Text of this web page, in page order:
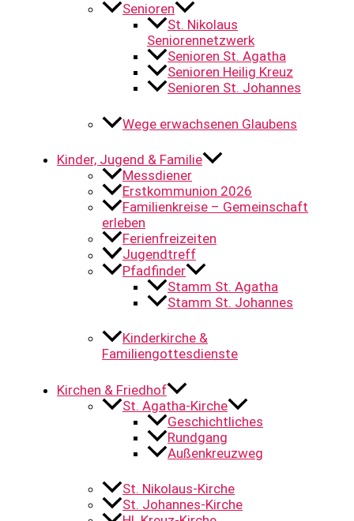
Senioren
St. Nikolaus
Seniorennetzwerk
Senioren St. Agatha
Senioren Heilig Kreuz
Senioren St. Johannes
Wege erwachsenen Glaubens
Kinder, Jugend & Familie
Messdiener
Erstkommunion 2026
Familienkreise – Gemeinschaft
erleben
Ferienfreizeiten
Jugendtreff
Pfadfinder
Stamm St. Agatha
Stamm St. Johannes
Kinderkirche &
Familiengottesdienste
Kirchen & Friedhof
St. Agatha-Kirche
Geschichtliches
Rundgang
Außenkreuzweg
St. Nikolaus-Kirche
St. Johannes-Kirche